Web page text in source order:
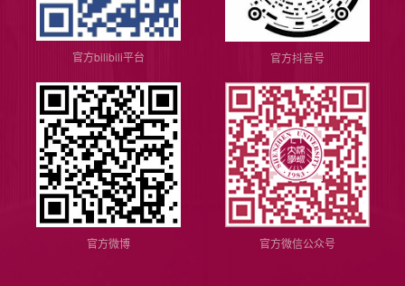
官方bilibili平台 官方抖音号
官方微博 官方微信公众号